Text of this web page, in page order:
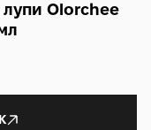
Olorchee